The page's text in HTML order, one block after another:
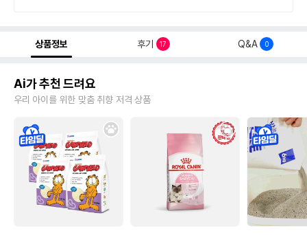
상품정보 후기 17 Q&A 0
Ai가 추천 드려요
우리 아이를 위한 맞춤 취향 저격 상품